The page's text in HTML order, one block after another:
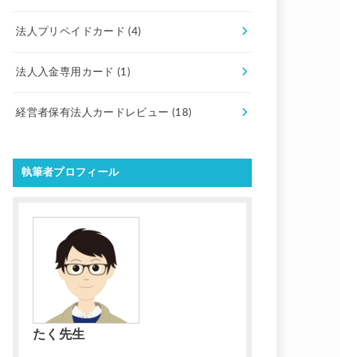
法人プリペイドカード(4)
法人入金専用カード (1)
経営者保有法人カードレビュー (18)
執筆者プロフィール
たく先生